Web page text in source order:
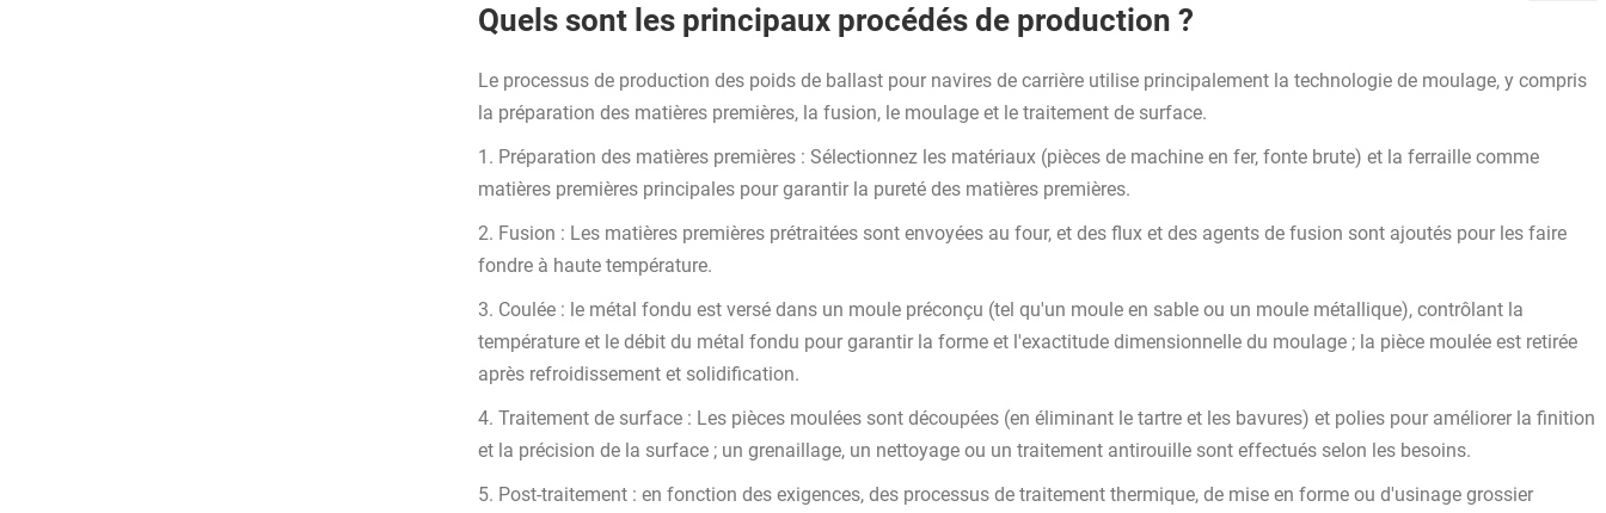
Quels sont les principaux procédés de production ?
Le processus de production des poids de ballast pour navires de carrière utilise principalement la technologie de moulage, y compris
la préparation des matières premières, la fusion, le moulage et le traitement de surface.
1. Préparation des matières premières : Sélectionnez les matériaux (pièces de machine en fer, fonte brute) et la ferraille comme
matières premières principales pour garantir la pureté des matières premières.
2. Fusion : Les matières premières prétraitées sont envoyées au four, et des flux et des agents de fusion sont ajoutés pour les faire
fondre à haute température.
3. Coulée : le métal fondu est versé dans un moule préconçu (tel qu'un moule en sable ou un moule métallique), contrôlant la
température et le débit du métal fondu pour garantir la forme et l'exactitude dimensionnelle du moulage ; la pièce moulée est retirée
après refroidissement et solidification.
4. Traitement de surface : Les pièces moulées sont découpées (en éliminant le tartre et les bavures) et polies pour améliorer la finition
et la précision de la surface ; un grenaillage, un nettoyage ou un traitement antirouille sont effectués selon les besoins.
5. Post-traitement : en fonction des exigences, des processus de traitement thermique, de mise en forme ou d'usinage grossier